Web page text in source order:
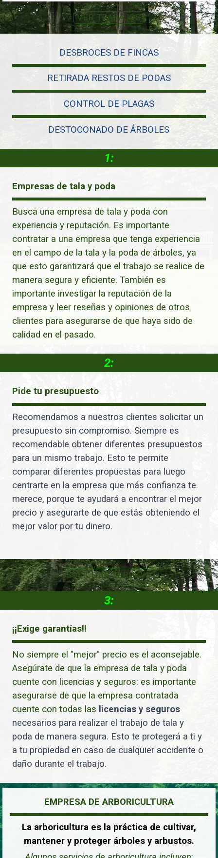
VER TRABAJOS
DESBROCES DE FINCAS
RETIRADA RESTOS DE PODAS
CONTROL DE PLAGAS
DESTOCONADO DE ÁRBOLES
1:
Empresas de tala y poda
Busca una empresa de tala y poda con
experiencia y reputación. Es importante
contratar a una empresa que tenga experiencia
en el campo de la tala y la poda de árboles, ya
que esto garantizará que el trabajo se realice de
manera segura y eficiente. También es
importante investigar la reputación de la
empresa y leer reseñas y opiniones de otros
clientes para asegurarse de que haya sido de
calidad en el pasado.
2:
Pide tu presupuesto
Recomendamos a nuestros clientes solicitar un
presupuesto sin compromiso. Siempre es
recomendable obtener diferentes presupuestos
para un mismo trabajo. Esto te permite
comparar diferentes propuestas para luego
centrarte en la empresa que más confianza te
merece, porque te ayudará a encontrar el mejor
precio y asegurarte de que estás obteniendo el
mejor valor por tu dinero.
SOLICITAR SERVICIO
3:
¡¡Exige garantías!!
No siempre el "mejor" precio es el aconsejable.
Asegúrate de que la empresa de tala y poda
cuente con licencias y seguros: es importante
asegurarse de que la empresa contratada
cuente con todas las licencias y seguros
necesarios para realizar el trabajo de tala y
poda de manera segura. Esto te protegerá a ti y
a tu propiedad en caso de cualquier accidente o
daño durante el trabajo.
EMPRESA DE ARBORICULTURA
La arboricultura es la práctica de cultivar,
mantener y proteger árboles y arbustos.